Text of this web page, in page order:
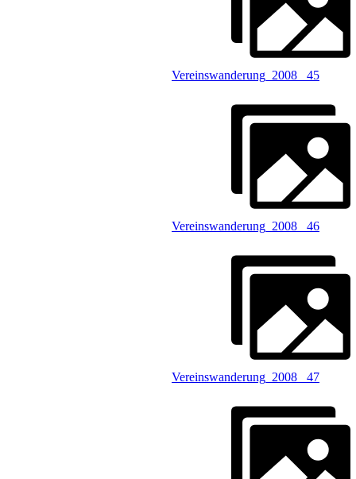
Vereinswanderung_2008 _45
Vereinswanderung_2008 _46
Vereinswanderung_2008 _47